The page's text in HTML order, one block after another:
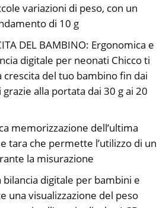
variazioni di peso, con un
di 10 g
DEL BAMBINO: Ergonomica e
digitale per neonati Chicco ti
crescita del tuo bambino fin dai
alla portata dai 30 g ai 20
memorizzazione dell’ultima
tara che permette l’utilizzo di un
la misurazione
bilancia digitale per bambini e
una visualizzazione del peso